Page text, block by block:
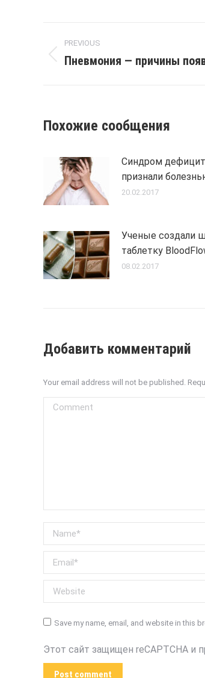
Post
navigation
PREVIOUS
Previous
Пневмония — причины
Похожие сообщения
Синдром
признали
20.02.2017
Ученые создали
таблетку
08.02.2017
Добавить комментарий
Your email address will not be published.
Comment
Name *
Email *
Website
Save my name, email, and website in this
Этот сайт защищен reCAPTCHA и
Post comment